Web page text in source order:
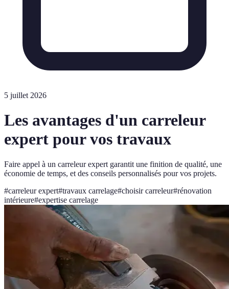
5 juillet 2026
Les avantages d'un carreleur
expert pour vos travaux
Faire appel à un carreleur expert garantit une finition de qualité, une
économie de temps, et des conseils personnalisés pour vos projets.
#carreleur expert#travaux carrelage#choisir carreleur#rénovation
intérieure#expertise carrelage